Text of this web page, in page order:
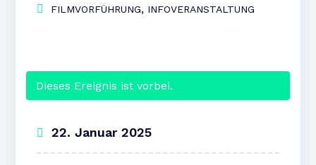
FILMVORFÜHRUNG, INFOVERANSTALTUNG
Dieses Ereignis ist vorbei.
22. Januar 2025